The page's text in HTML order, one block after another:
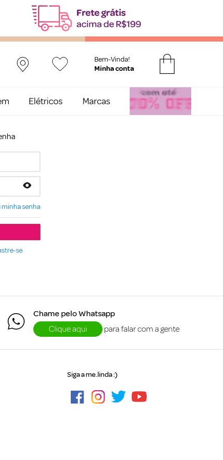
Bem-Vinda!
Elétricos Marcas
minha senha
se
Chame pelo Whatsapp
Clique aqui
para falar com a gente
Siga a me.linda :)